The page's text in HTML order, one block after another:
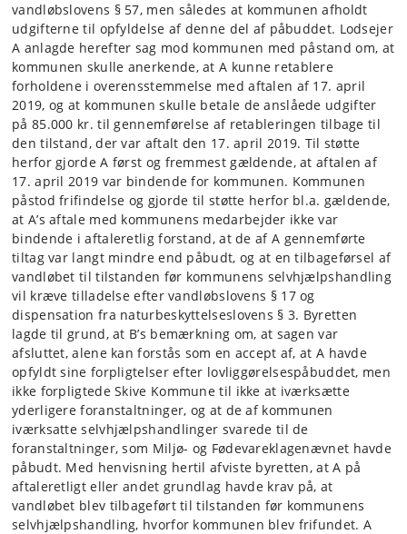
vandløbslovens § 57, men således at kommunen afholdt
udgifterne til opfyldelse af denne del af påbuddet. Lodsejer
A anlagde herefter sag mod kommunen med påstand om, at
kommunen skulle anerkende, at A kunne retablere
forholdene i overensstemmelse med aftalen af 17. april
2019, og at kommunen skulle betale de anslåede udgifter
på 85.000 kr. til gennemførelse af retableringen tilbage til
den tilstand, der var aftalt den 17. april 2019. Til støtte
herfor gjorde A først og fremmest gældende, at aftalen af
17. april 2019 var bindende for kommunen. Kommunen
påstod frifindelse og gjorde til støtte herfor bl.a. gældende,
at A’s aftale med kommunens medarbejder ikke var
bindende i aftaleretlig forstand, at de af A gennemførte
tiltag var langt mindre end påbudt, og at en tilbageførsel af
vandløbet til tilstanden før kommunens selvhjælpshandling
vil kræve tilladelse efter vandløbslovens § 17 og
dispensation fra naturbeskyttelseslovens § 3. Byretten
lagde til grund, at B’s bemærkning om, at sagen var
afsluttet, alene kan forstås som en accept af, at A havde
opfyldt sine forpligtelser efter lovliggørelsespåbuddet, men
ikke forpligtede Skive Kommune til ikke at iværksætte
yderligere foranstaltninger, og at de af kommunen
iværksatte selvhjælpshandlinger svarede til de
foranstaltninger, som Miljø- og Fødevareklagenævnet havde
påbudt. Med henvisning hertil afviste byretten, at A på
aftaleretligt eller andet grundlag havde krav på, at
vandløbet blev tilbageført til tilstanden før kommunens
selvhjælpshandling, hvorfor kommunen blev frifundet. A